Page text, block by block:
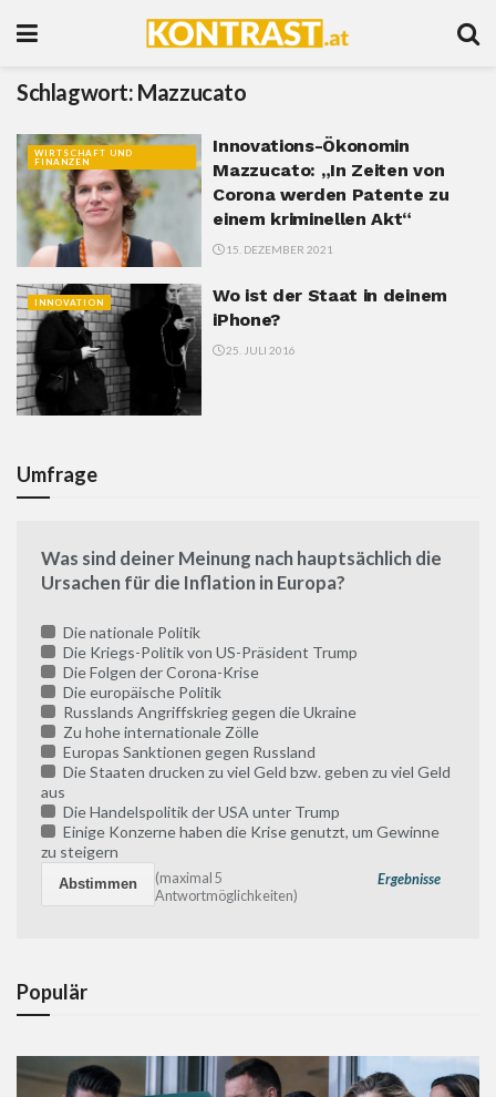
Schlagwort: Mazzucato
WIRTSCHAFT UND
FINANZEN
Innovations-Ökonomin
Mazzucato: „In Zeiten von
Corona werden Patente zu
einem kriminellen Akt“
15. DEZEMBER 2021
INNOVATION
Wo ist der Staat in deinem
iPhone?
25. JULI 2016
Umfrage
Was sind deiner Meinung nach hauptsächlich die
Ursachen für die Inflation in Europa?
Die nationale Politik
Die Kriegs-Politik von US-Präsident Trump
Die Folgen der Corona-Krise
Die europäische Politik
Russlands Angriffskrieg gegen die Ukraine
Zu hohe internationale Zölle
Europas Sanktionen gegen Russland
Die Staaten drucken zu viel Geld bzw. geben zu viel Geld
aus
Die Handelspolitik der USA unter Trump
Einige Konzerne haben die Krise genutzt, um Gewinne
zu steigern
Ergebnisse
(maximal 5
Antwortmöglichkeiten)
Populär